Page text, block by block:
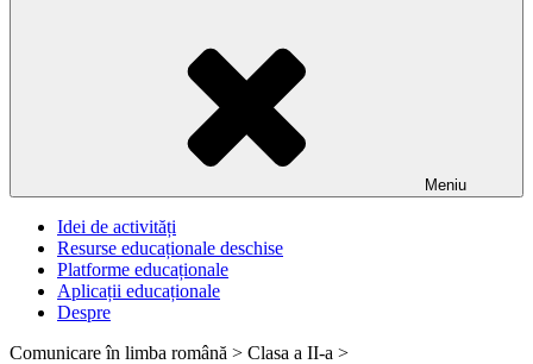
Meniu
Idei de activități
Resurse educaționale deschise
Platforme educaționale
Aplicații educaționale
Despre
Comunicare în limba română > Clasa a II-a >